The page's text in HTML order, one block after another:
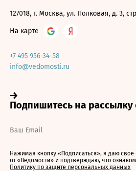
127018, г. Москва, ул. Полковая, д. 3,
На карте
+7 495 956-34-58
info@vedomosti.ru
Нажимая кнопку «Подписаться», я даю свое
от «Ведомости» и подтверждаю, что
Политику по защите персональных данных